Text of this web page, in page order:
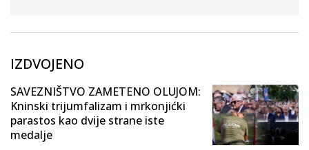
IZDVOJENO
SAVEZNIŠTVO ZAMETENO OLUJOM:
Kninski trijumfalizam i mrkonjićki
parastos kao dvije strane iste
medalje